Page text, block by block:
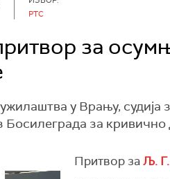
РТС
за
у Врању,
за кривично
Притвор заЉ.